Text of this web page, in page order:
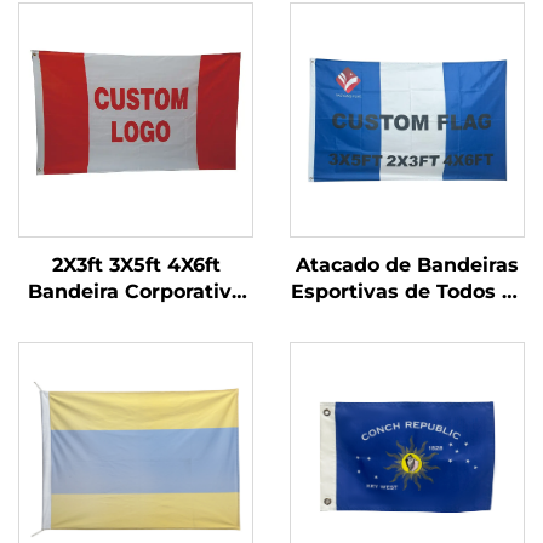
2X3ft 3X5ft 4X6ft
Bandeira Corporativa
Logotipo Fabricante
Atacado de Bandeiras
Esportivas de Todos os
com Sublimação
ou Dupla Face